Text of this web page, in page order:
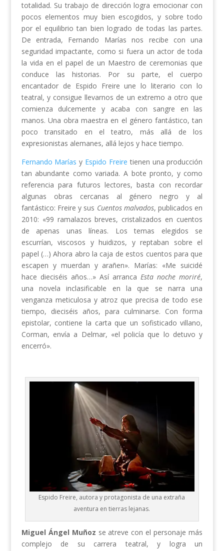
totalidad. Su trabajo de dirección logra emocionar con
pocos elementos muy bien escogidos, y sobre todo
por el equilibrio tan bien logrado de todas las partes.
De entrada, Fernando Marías nos recibe con una
seguridad impactante, como si fuera un actor de toda
la vida en el papel de un Maestro de ceremonias que
conduce las historias. Por su parte, el cuerpo
encantador de Espido Freire une lo literario con lo
teatral, y consigue llevarnos de un extremo a otro que
comienza dulcemente y acaba con sangre en las
manos. Una obra maestra en el género fantástico, tan
poco transitado en el teatro, más allá de los
expresionistas alemanes, allá lejos y hace tiempo.
Fernando Maríasy Espido Freire tienen una producción
tan abundante como variada. A bote pronto, y como
referencia para futuros lectores, basta con recordar
algunas obras cercanas al género negro y al
fantástico: Freire y sus Cuentos malvados, publicados en
2010: «99 ramalazos breves, cristalizados en cuentos
de apenas unas líneas. Los temas elegidos se
escurrían, viscosos y huidizos, y reptaban sobre el
papel (…) Ahora abro la caja de estos cuentos para que
escapen y muerdan y arañen». Marías: «Me suicidé
hace dieciséis años…» Así arrancaEsta noche moriré,
una novela inclasificable en la que se narra una
venganza meticulosa y atroz que precisa de todo ese
tiempo, dieciséis años, para culminarse. Con forma
epistolar, contiene la carta que un sofisticado villano,
Corman, envía a Delmar, «el policía que lo detuvo y
encerró».
Espido Freire, autora y protagonista de una extraña
aventura en tierras lejanas.
Miguel Ángel Muñoz se atreve con el personaje más
complejo de su carrera teatral, y logra un